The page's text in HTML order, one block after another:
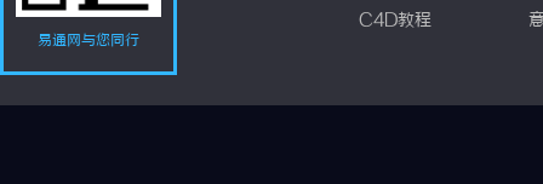
易通网与您同行
C4D教程